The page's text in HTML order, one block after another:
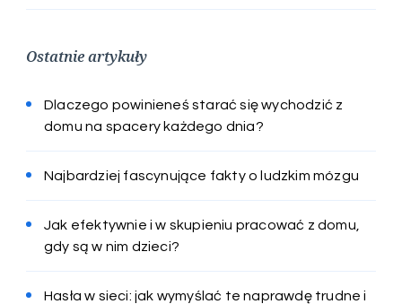
Ostatnie artykuły
Dlaczego powinieneś starać się wychodzić z
domu na spacery każdego dnia?
Najbardziej fascynujące fakty o ludzkim mózgu
Jak efektywnie i w skupieniu pracować z domu,
gdy są w nim dzieci?
Hasła w sieci: jak wymyślać te naprawdę trudne i